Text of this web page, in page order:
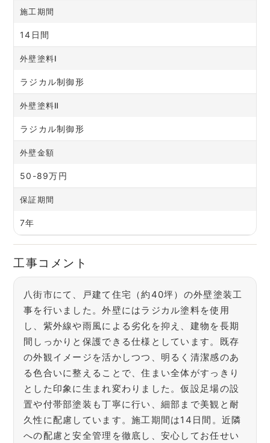
施工期間
14日間
外壁塗料Ⅰ
ラジカル制御形
外壁塗料Ⅱ
ラジカル制御形
外壁金額
50-89万円
保証期間
7年
工事コメント
八街市にて、戸建て住宅（約40坪）の外壁塗装工
事を行いました。外壁にはラジカル塗料を使用
し、紫外線や雨風による劣化を抑え、建物を長期
間しっかりと保護できる仕様としています。既存
の外観イメージを活かしつつ、明るく清潔感のあ
る色合いに整えることで、住まい全体がすっきり
とした印象に生まれ変わりました。仮設足場の設
置や付帯部塗装も丁寧に行い、細部まで美観と耐
久性に配慮しています。施工期間は14日間。近隣
への配慮と安全管理を徹底し、安心してお任せい